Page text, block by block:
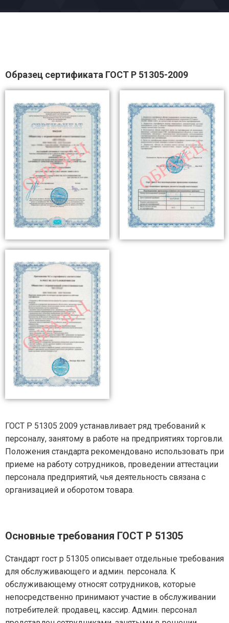
Образец сертификата ГОСТ Р 51305-2009
ГОСТ Р 51305 2009 устанавливает ряд требований к
персоналу, занятому в работе на предприятиях торговли.
Положения стандарта рекомендовано использовать при
приеме на работу сотрудников, проведении аттестации
персонала предприятий, чья деятельность связана с
организацией и оборотом товара.
Основные требования ГОСТ Р 51305
Стандарт гост р 51305 описывает отдельные требования
для обслуживающего и админ. персонала. К
обслуживающему относят сотрудников, которые
непосредственно принимают участие в обслуживании
потребителей: продавец, кассир. Админ. персонал